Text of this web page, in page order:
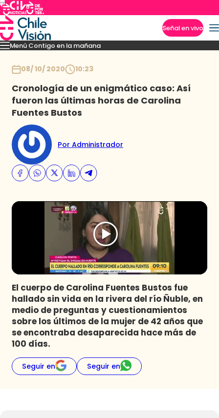
Señal en vivo
Menú Contigo en la mañana
MomentosReportajesDenunciasPolicialPolíticaEspectáculo
08/ 10/ 2020 10:23
Cronología de un enigmático caso: Así
fueron las últimas horas de Carolina
Fuentes Bustos
Por Administrador
El cuerpo de Carolina Fuentes Bustos fue
hallado sin vida en la rivera del río Ñuble, en
medio de preguntas y cuestionamientos
sobre los últimos de la mujer de 42 años que
se encontraba desaparecida hace más de
100 días.
Seguir en Seguir en
Imperdibles
Programas
Club De La Comedia
Contigo en Directo
Plan Perfecto
El Tiempo
Sabingo
Todos Los Programas